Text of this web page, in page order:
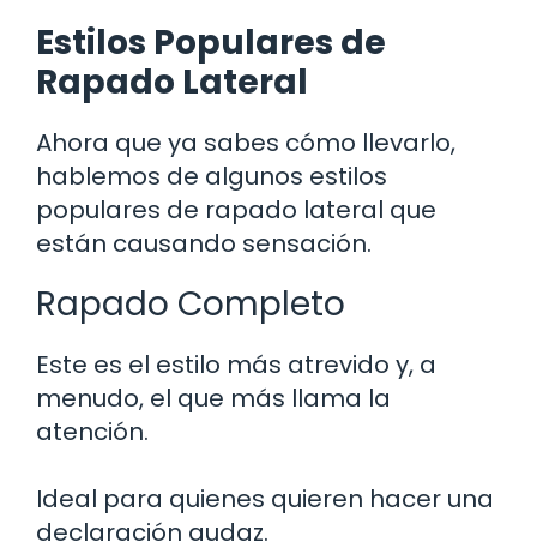
Estilos Populares de
Rapado Lateral
Ahora que ya sabes cómo llevarlo,
hablemos de algunos estilos
populares de rapado lateral que
están causando sensación.
Rapado Completo
Este es el estilo más atrevido y, a
menudo, el que más llama la
atención.
Ideal para quienes quieren hacer una
declaración audaz.